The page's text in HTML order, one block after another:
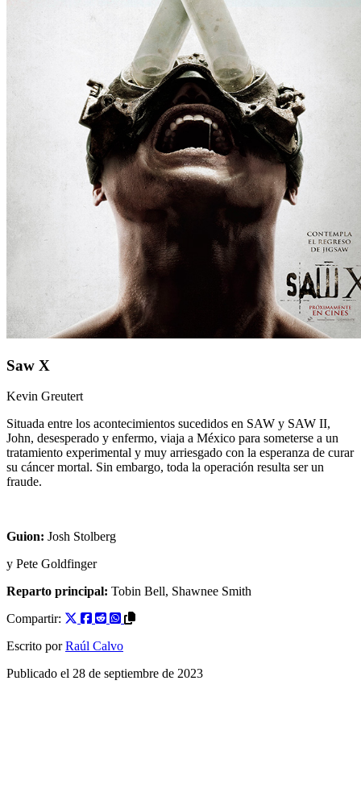
Saw X
Kevin Greutert
Situada entre los acontecimientos sucedidos en SAW y SAW II,
John, desesperado y enfermo, viaja a México para someterse a un
tratamiento experimental y muy arriesgado con la esperanza de curar
su cáncer mortal. Sin embargo, toda la operación resulta ser un
fraude.
Guion: Josh Stolberg
y Pete Goldfinger
Reparto principal: Tobin Bell, Shawnee Smith
Compartir:
Escrito por Raúl Calvo
Publicado el 28 de septiembre de 2023